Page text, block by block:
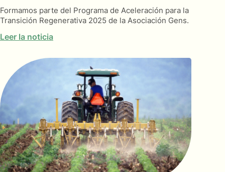
Formamos parte del Programa de Aceleración para la
Transición Regenerativa 2025 de la Asociación Gens.
Leer la noticia